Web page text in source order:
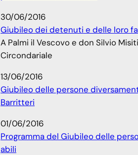
30/06/2016
Giubileo dei detenuti e delle loro
A Palmi il Vescovo e don Silvio
Circondariale
13/06/2016
Giubileo delle persone
Barritteri
01/06/2016
Programma del Giubileo delle
abili